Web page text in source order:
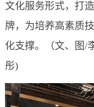
文化服务形式，打
牌，为培养高素质
化支撑。
（文、图
彤)